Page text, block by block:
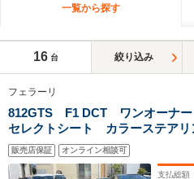
一覧から探す
16 台 絞り込み
フェラーリ
812GTS F1 DCT ワンオーナ
セレクトシート カラーステア
ト 純正20インチAW マグネテ
ーダーブレーキ LKA BSM パ
レイ
販売店保証 オンライン相談可
支払総額